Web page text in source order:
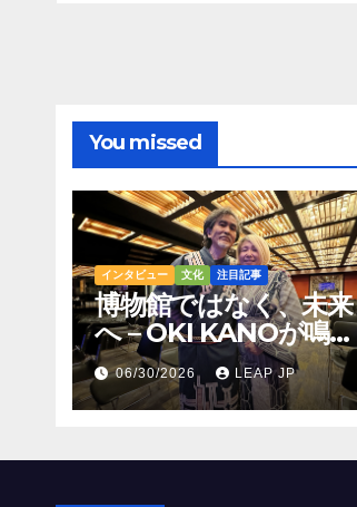
You missed
インタビュー 文化 注目記事
博物館ではなく、未来
へ – OKI KANOが鳴ら
すトンコリの音
06/30/2026 LEAP JP